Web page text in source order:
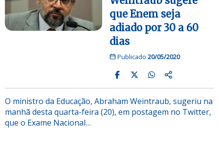
que Enem seja
adiado por 30 a 60
dias
Publicado 20/05/2020
O ministro da Educação, Abraham Weintraub, sugeriu na
manhã desta quarta-feira (20), em postagem no Twitter,
que o Exame Nacional…